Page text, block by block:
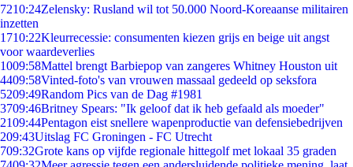
7210:24Zelensky: Rusland wil tot 50.000 Noord-Koreaanse militairen
inzetten
1710:22Kleurrecessie: consumenten kiezen grijs en beige uit angst
voor waardeverlies
1009:58Mattel brengt Barbiepop van zangeres Whitney Houston uit
4409:58Vinted-foto's van vrouwen massaal gedeeld op seksfora
5209:49Random Pics van de Dag #1981
3709:46Britney Spears: "Ik geloof dat ik heb gefaald als moeder"
2109:44Pentagon eist snellere wapenproductie van defensiebedrijven
209:43Uitslag FC Groningen - FC Utrecht
709:32Grote kans op vijfde regionale hittegolf met lokaal 35 graden